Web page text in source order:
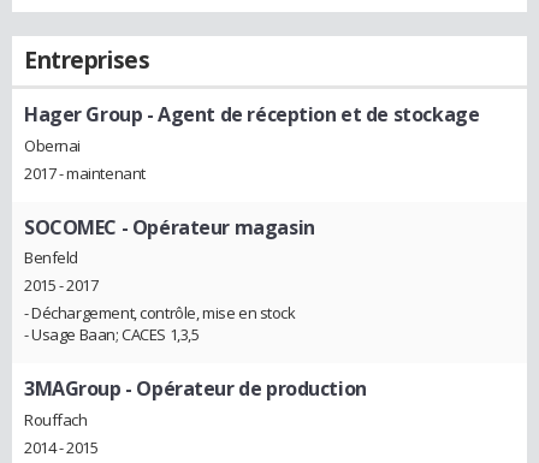
Entreprises
Hager Group - Agent de réception et de stockage
Obernai
2017 - maintenant
SOCOMEC - Opérateur magasin
Benfeld
2015 - 2017
- Déchargement, contrôle, mise en stock
- Usage Baan; CACES 1,3,5
3MAGroup - Opérateur de production
Rouffach
2014 - 2015